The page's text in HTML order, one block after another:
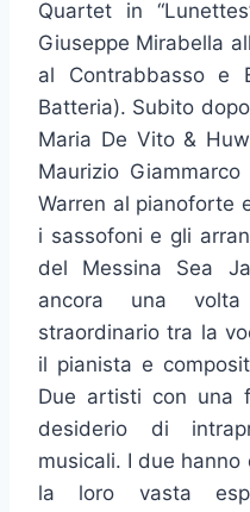
Quartet in
Giuseppe Mirabella
al Contrabbasso e
Batteria). Subito
Maria De Vito &
Maurizio
Warren al pianoforte
i sassofoni e gli
del Messina Sea
ancora una volta
straordinario tra la
il pianista e
Due artisti con una
desiderio di
musicali. I due
la loro vasta